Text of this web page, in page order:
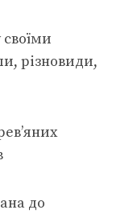
різновиди,
до